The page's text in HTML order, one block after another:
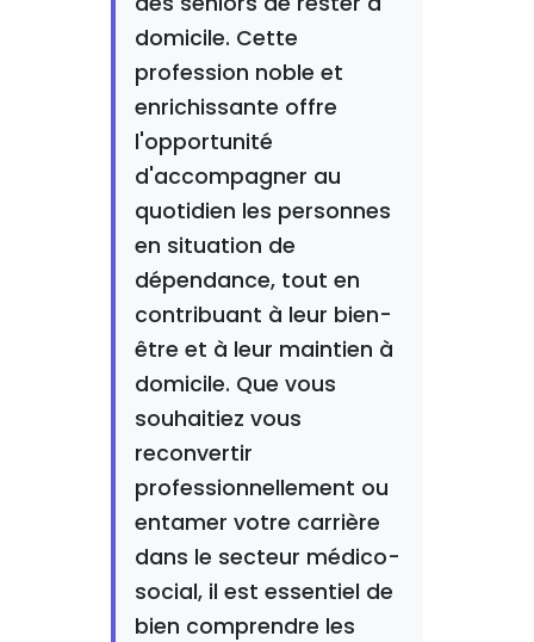
domicile. Cette
profession noble et
enrichissante offre
l'opportunité
d'accompagner au
quotidien les personnes
en situation de
dépendance, tout en
contribuant à leur bien-
être et à leur maintien à
domicile. Que vous
souhaitiez vous
reconvertir
professionnellement ou
entamer votre carrière
dans le secteur médico-
social, il est essentiel de
bien comprendre les